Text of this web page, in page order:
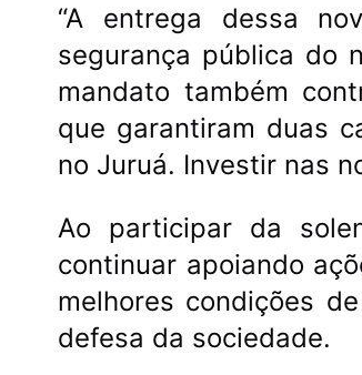
“A entrega dessa
segurança pública do
mandato também
que garantiram duas
no Juruá. Investir nas
Ao participar da
continuar apoiando
melhores condições
defesa da sociedade.